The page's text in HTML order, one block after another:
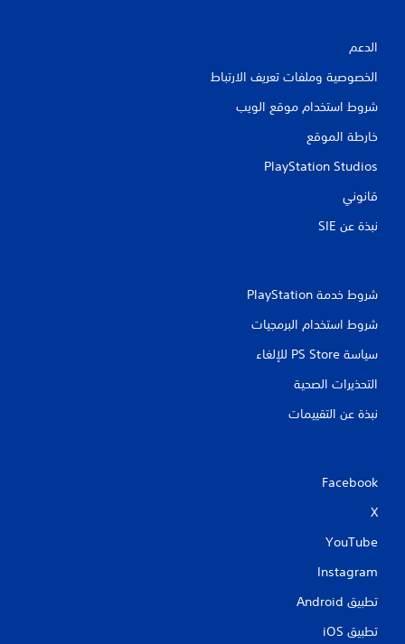
الدعم
الخصوصية وملفات تعريف الارتباط
شروط استخدام موقع الويب
خارطة الموقع
PlayStation Studios
قانوني
نبذة عن SIE‏
شروط خدمة PlayStation‏
شروط استخدام البرمجيات
سياسة PS Store للإلغاء
التحذيرات الصحية
نبذة عن التقييمات
Facebook
X
YouTube
Instagram
تطبيق Android‏
تطبيق iOS‏